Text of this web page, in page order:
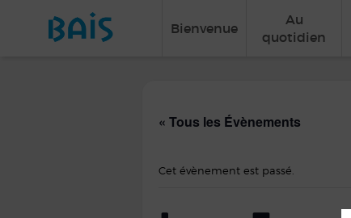
Bienvenue
Au
quotidien
« Tous les Évènements
Cet évènement est passé.